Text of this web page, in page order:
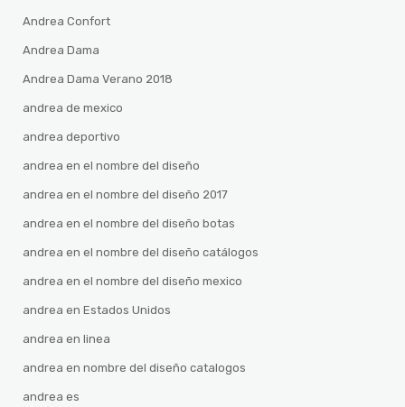
Andrea Confort
Andrea Dama
Andrea Dama Verano 2018
andrea de mexico
andrea deportivo
andrea en el nombre del diseño
andrea en el nombre del diseño 2017
andrea en el nombre del diseño botas
andrea en el nombre del diseño catálogos
andrea en el nombre del diseño mexico
andrea en Estados Unidos
andrea en linea
andrea en nombre del diseño catalogos
andrea es